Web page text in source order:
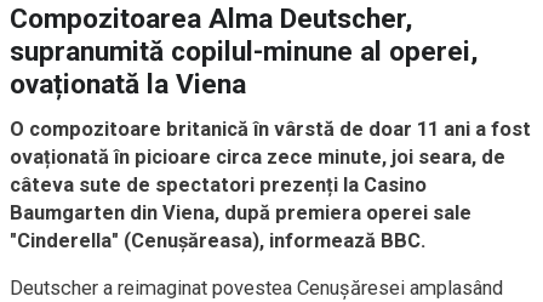
Compozitoarea Alma Deutscher,
supranumită copilul-minune al operei,
ovaționată la Viena
O compozitoare britanică în vârstă de doar 11 ani a fost
ovaționată în picioare circa zece minute, joi seara, de
câteva sute de spectatori prezenți la Casino
Baumgarten din Viena, după premiera operei sale
"Cinderella" (Cenușăreasa), informează BBC.
Deutscher a reimaginat povestea Cenușăresei amplasând